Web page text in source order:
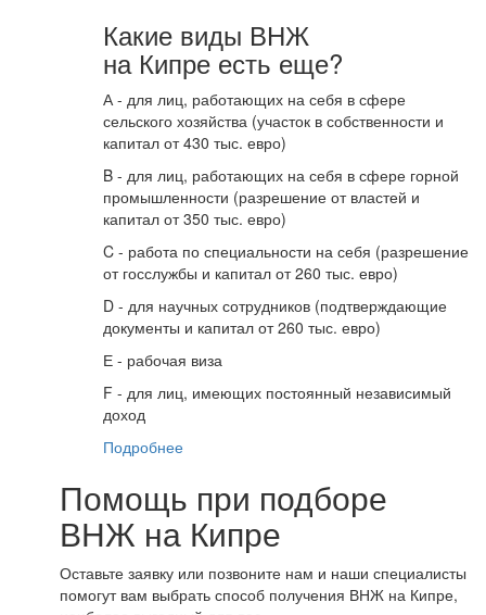
Какие виды ВНЖ
на Кипре есть еще?
А - для лиц, работающих на себя в сфере
сельского хозяйства (участок в собственности и
капитал от 430 тыс. евро)
B - для лиц, работающих на себя в сфере горной
промышленности (разрешение от властей и
капитал от 350 тыс. евро)
C - работа по специальности на себя (разрешение
от госслужбы и капитал от 260 тыс. евро)
D - для научных сотрудников (подтверждающие
документы и капитал от 260 тыс. евро)
Е - рабочая виза
F - для лиц, имеющих постоянный независимый
доход
Подробнее
Помощь при подборе
ВНЖ на Кипре
Оставьте заявку или позвоните нам и наши специалисты
помогут вам выбрать способ получения ВНЖ на Кипре,